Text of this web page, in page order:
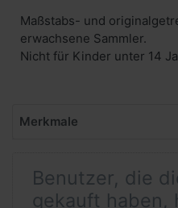
Maßstabs- und
erwachsene Sammler.
Nicht für Kinder unter 14
Merkmale
Benutzer, die
gekauft haben,